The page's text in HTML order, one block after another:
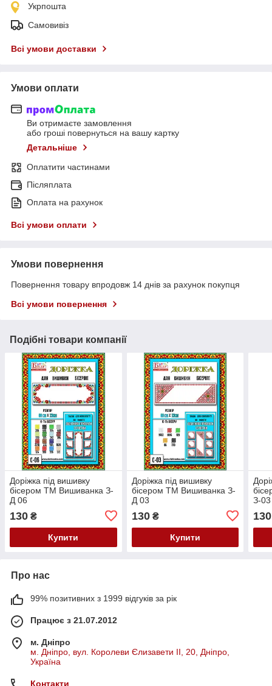
Укрпошта
Самовивіз
Всі умови доставки
Умови оплати
Ви отримаєте замовлення
або гроші повернуться на вашу картку
Детальніше
Оплатити частинами
Післяплата
Оплата на рахунок
Всі умови оплати
Умови повернення
Повернення товару впродовж 14 днів за рахунок покупця
Всі умови повернення
Подібні товари компанії
Доріжка під вишивку
бісером ТМ Вишиванка З-
Д 06
130 ₴
Купити
Доріжка під вишивку
бісером ТМ Вишиванка З-
Д 03
130₴
Купити
З-
130
Про нас
99% позитивних з 1999 відгуків за рік
Працює з 21.07.2012
м. Дніпро
м. Дніпро, вул. Королеви Єлизавети ІІ, 20, Дніпро,
Україна
Контакти